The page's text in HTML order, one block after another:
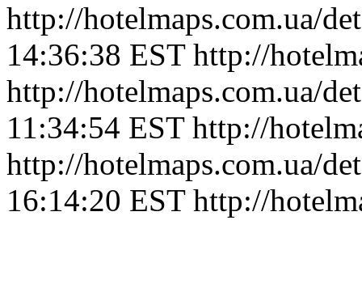
http://hotelmaps.com.ua/
14:36:38 EST http://
http://hotelmaps.com.ua/
11:34:54 EST http://
http://hotelmaps.com.ua/
16:14:20 EST http://